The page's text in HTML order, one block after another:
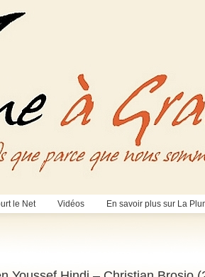
le Net Vidéos En savoir plus sur La